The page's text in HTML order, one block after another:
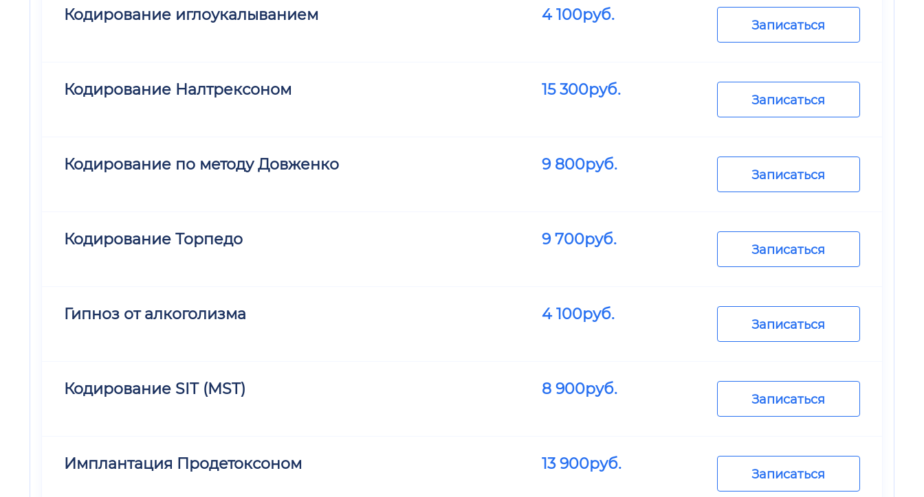
Кодирование иглоукалыванием 4 100руб.
Записаться
Кодирование Налтрексоном 15 300руб.
Записаться
Кодирование по методу Довженко 9 800руб.
Записаться
Кодирование Торпедо 9 700руб.
Записаться
Гипноз от алкоголизма 4 100руб.
Записаться
Кодирование SIT (MST) 8 900руб.
Записаться
Имплантация Продетоксоном 13 900руб.
Записаться